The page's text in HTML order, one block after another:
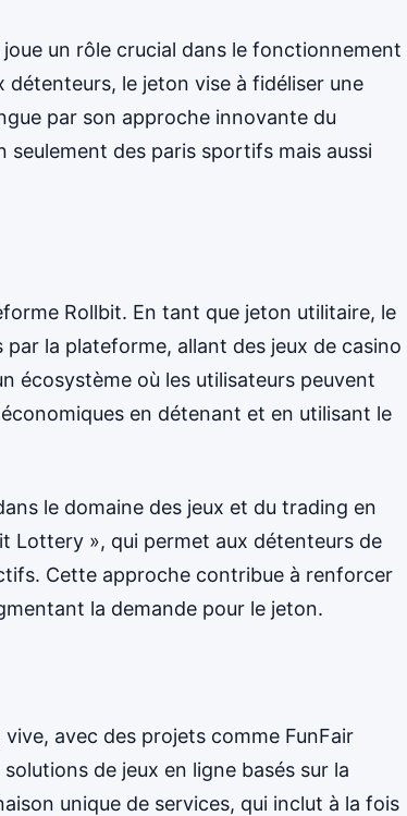
un rôle crucial dans le fonctionnement
le jeton vise à fidéliser une
par son approche innovante du
des paris sportifs mais aussi
Rollbit. En tant que jeton utilitaire, le
la plateforme, allant des jeux de casino
écosystème où les utilisateurs peuvent
économiques en détenant et en utilisant le
le domaine des jeux et du trading en
Lottery », qui permet aux détenteurs de
Cette approche contribue à renforcer
la demande pour le jeton.
avec des projets comme FunFair
de jeux en ligne basés sur la
unique de services, qui inclut à la fois